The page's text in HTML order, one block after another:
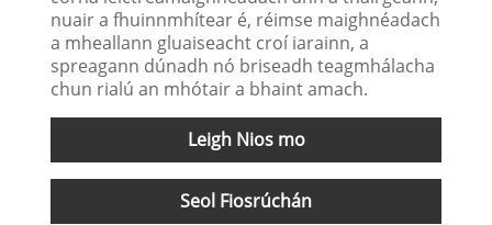
nuair a fhuinnmhítear é, réimse maighnéadach
a mheallann gluaiseacht croí iarainn, a
spreagann dúnadh nó briseadh teagmhálacha
chun rialú an mhótair a bhaint amach.
Leigh Nios mo
Seol Fiosrúchán